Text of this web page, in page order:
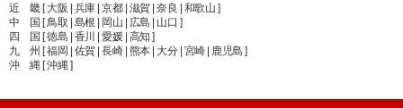
近 畿 [ 大阪 | 兵庫 | 京都 | 滋賀 | 奈良 | 和歌山 ]
中 国 [ 鳥取 | 島根 | 岡山 | 広島 | 山口 ]
四 国 [ 徳島 | 香川 | 愛媛 | 高知 ]
九 州 [ 福岡 | 佐賀 | 長崎 | 熊本 | 大分 | 宮崎 | 鹿児島 ]
沖 縄 [ 沖縄 ]